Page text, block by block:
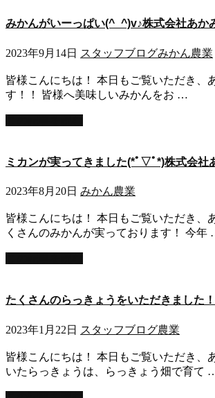
みかんがいーっぱい(^_^)v♪株式会社あか
2023年9月14日 スタッフブログみかん農業
皆様こんにちは！ 本日もご覧いただき、
す！！ 皆様へ美味しいみかんをお …
ミカンが実ってきました(*ﾟ▽ﾟ*)株式会社
2023年8月20日 みかん農業
皆様こんにちは！ 本日もご覧いただき、
くさんのみかんが実っております！ 今年
たくさんのらっきょうをいただきました
2023年1月22日 スタッフブログ農業
皆様こんにちは！ 本日もご覧いただき、
いたらっきょうは、らっきょう畑で育て